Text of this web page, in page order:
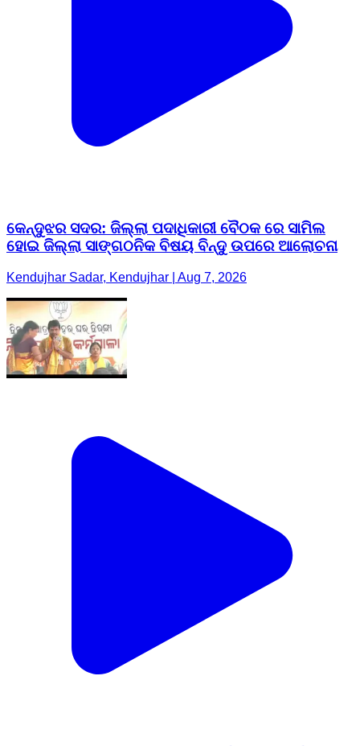
କେନ୍ଦୁଝର ସଦର: ଜିଲ୍ଲା ପଦାଧିକାରୀ ବୈଠକ ରେ ସାମିଲ
ହୋଇ ଜିଲ୍ଲା ସାଙ୍ଗଠନିକ ବିଷୟ ବିନ୍ଦୁ ଉପରେ ଆଲୋଚନା
Kendujhar Sadar, Kendujhar | Aug 7, 2026